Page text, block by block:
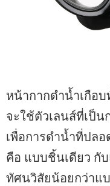
หน้ากากดำน้ำเกือ
จะใช้ตัวเลนส์ที่เป็น
เพื่อการดำน้ำที่ปล
คือ แบบชิ้นเดียว กั
ทัศนวิสัยน้อยกว่าแ